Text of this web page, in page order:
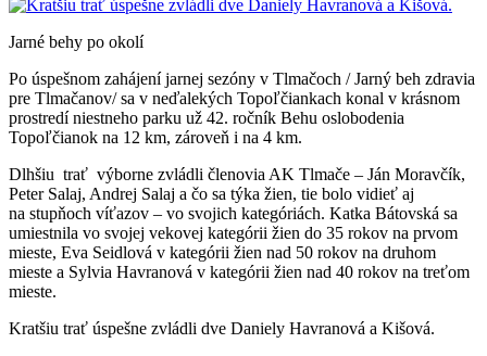
Jarné behy po okolí
Po úspešnom zahájení jarnej sezóny v Tlmačoch / Jarný beh zdravia
pre Tlmačanov/ sa v neďalekých Topoľčiankach konal v krásnom
prostredí niestneho parku už 42. ročník Behu oslobodenia
Topoľčianok na 12 km, zároveň i na 4 km.
Dlhšiu trať výborne zvládli členovia AK Tlmače – Ján Moravčík,
Peter Salaj, Andrej Salaj a čo sa týka žien, tie bolo vidieť aj
na stupňoch víťazov – vo svojich kategóriách. Katka Bátovská sa
umiestnila vo svojej vekovej kategórii žien do 35 rokov na prvom
mieste, Eva Seidlová v kategórii žien nad 50 rokov na druhom
mieste a Sylvia Havranová v kategórii žien nad 40 rokov na treťom
mieste.
Kratšiu trať úspešne zvládli dve Daniely Havranová a Kišová.